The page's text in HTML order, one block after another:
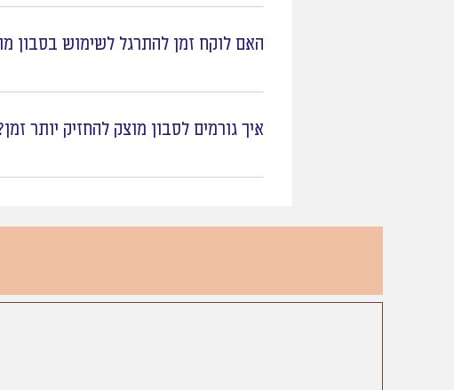
סבון לוקח כ-4 שבועות להיות מוכן, ישנם סבונים (כמו סבון 100% שמן זית) שתהליך ההבשלה שלהם לוקח עד חצי שנה!
האם לוקח זמן להתרגל לשימוש בסבון
במעבר לסבונים מוצקים וטבעיים יש
כמה ימים עד שתתאהבו מהשפעתו החיובית
שמדמים תחושת רכות. סבון טבעי מנקה
איך גורמים לסבון מוצק להחזיק יותר
שמרו את הסבון במקום יבש, על סבונייה עם